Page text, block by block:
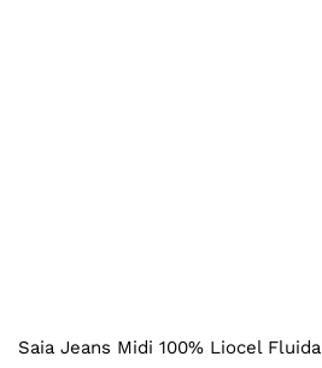
Saia Jeans Midi 100% Liocel Fluida